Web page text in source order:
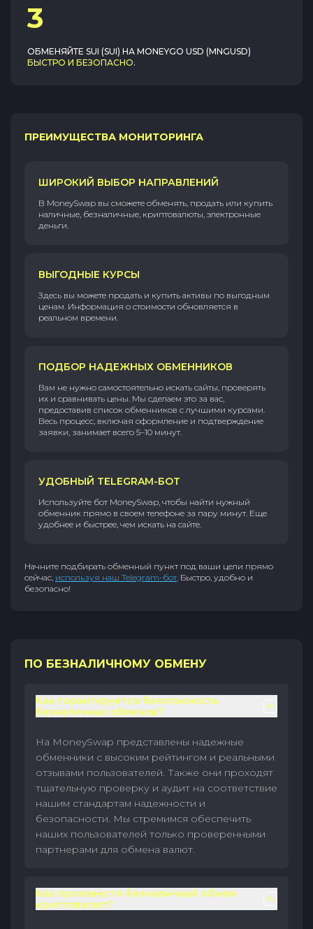
3
ОБМЕНЯЙТЕ SUI (SUI) НА MONEYGO USD (MNGUSD)
БЫСТРО И БЕЗОПАСНО.
ПРЕИМУЩЕСТВА МОНИТОРИНГА
ШИРОКИЙ ВЫБОР НАПРАВЛЕНИЙ
В MoneySwap вы сможете обменять, продать или купить
наличные, безналичные, криптовалюты, электронные
деньги.
ВЫГОДНЫЕ КУРСЫ
Здесь вы можете продать и купить активы по выгодным
ценам. Информация о стоимости обновляется в
реальном времени.
ПОДБОР НАДЕЖНЫХ ОБМЕННИКОВ
Вам не нужно самостоятельно искать сайты, проверять
их и сравнивать цены. Мы сделаем это за вас,
предоставив список обменников с лучшими курсами.
Весь процесс, включая оформление и подтверждение
заявки, занимает всего 5–10 минут.
УДОБНЫЙ TELEGRAM-БОТ
Используйте бот MoneySwap, чтобы найти нужный
обменник прямо в своем телефоне за пару минут. Еще
удобнее и быстрее, чем искать на сайте.
Начните подбирать обменный пункт под ваши цели прямо
сейчас, используя наш Telegram-бот. Быстро, удобно и
безопасно!
ПО БЕЗНАЛИЧНОМУ ОБМЕНУ
Как гарантируется безопасность
безналичных обменов?
На MoneySwap представлены надежные
обменники с высоким рейтингом и реальными
отзывами пользователей. Также они проходят
тщательную проверку и аудит на соответствие
нашим стандартам надежности и
безопасности. Мы стремимся обеспечить
наших пользователей только проверенными
партнерами для обмена валют.
Как произвести безналичный обмен
криптовалют?